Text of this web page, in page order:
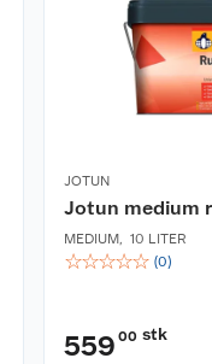
JOTUN
Jotun medium
MEDIUM, 10 LITER
☆☆☆☆☆ (0)
559 00 stk